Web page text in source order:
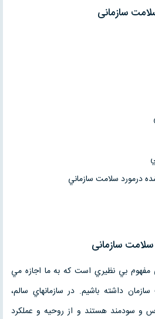
سازمانی
درمورد سلامت سازماني
سازمانی
مفهوم بي نظيري است كه به ما اجازه مي
داشته باشيم. در سازمانهاي سالم،
و سودمند هستند و از روحيه و عملكرد